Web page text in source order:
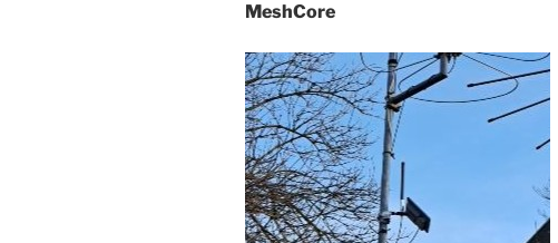
MeshCore